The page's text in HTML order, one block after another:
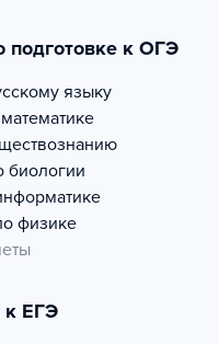
подготовке к ОГЭ
языку
биологии
физике
к ЕГЭ